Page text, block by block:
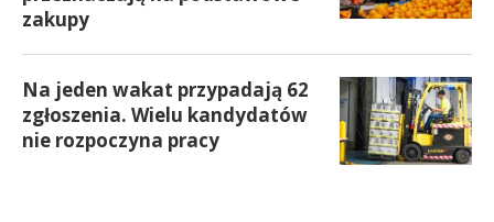
zakupy
Na jeden wakat przypadają 62
zgłoszenia. Wielu kandydatów
nie rozpoczyna pracy